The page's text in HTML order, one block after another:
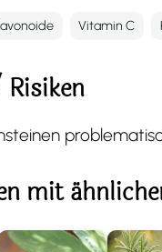
Vitamin C
mit